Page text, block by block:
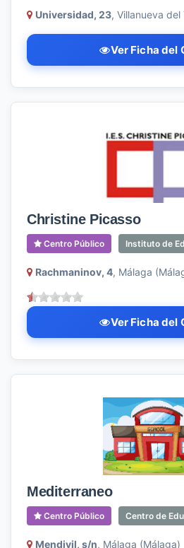
Universidad, 23, Villanueva
Ver Ficha del
Christine Picasso
Centro Público Instituto de
Rachmaninov, 4, Málaga
Ver Ficha del
Mediterraneo
Centro Público Centro de
Mendivil, s/n, Málaga (Málaga)